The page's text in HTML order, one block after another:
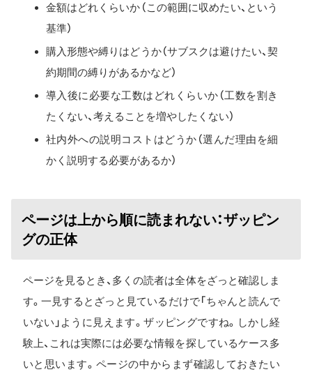
金額はどれくらいか（この範囲に収めたい、という
基準）
購入形態や縛りはどうか（サブスクは避けたい、契
約期間の縛りがあるかなど）
導入後に必要な工数はどれくらいか（工数を割き
たくない、考えることを増やしたくない）
社内外への説明コストはどうか（選んだ理由を細
かく説明する必要があるか）
ページは上から順に読まれない：ザッピン
グの正体
ページを見るとき、多くの読者は全体をざっと確認しま
す。一見するとざっと見ているだけで「ちゃんと読んで
いない」ように見えます。ザッピングですね。しかし経
験上、これは実際には必要な情報を探しているケース多
いと思います。ページの中からまず確認しておきたい